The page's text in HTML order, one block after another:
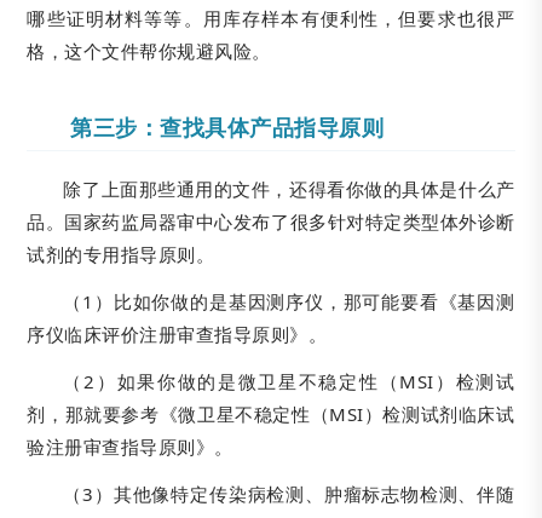
哪些证明材料等等。用库存样本有便利性，但要求也很严
格，这个文件帮你规避风险。
第三步：查找具体产品指导原则
除了上面那些通用的文件，还得看你做的具体是什么产
品。国家药监局器审中心发布了很多针对特定类型体外诊断
试剂的专用指导原则。
（1）比如你做的是基因测序仪，那可能要看《基因测
序仪临床评价注册审查指导原则》。
（2）如果你做的是微卫星不稳定性（MSI）检测试
剂，那就要参考《微卫星不稳定性（MSI）检测试剂临床试
验注册审查指导原则》。
（3）其他像特定传染病检测、肿瘤标志物检测、伴随